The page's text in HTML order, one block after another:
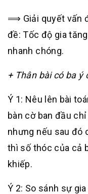
⟹ Giải quyết vấn
đề: Tốc độ gia
nhanh chóng.
+ Thân bài có ba ý
Ý 1: Nêu lên bài
bàn cờ ban đầu
nhưng nếu sau đó
thì số thóc của cả
khiếp.
Ý 2: So sánh sự